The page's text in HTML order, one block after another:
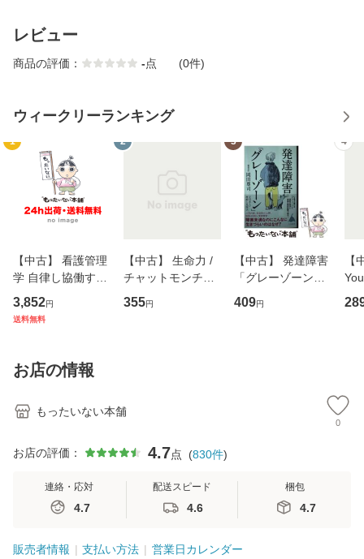
レビュー
商品の評価： -点 (0件)
ウィークリーランキング
1
【中古】 看護管理
学 自律し協働する
専門職の看護マネ
ジメントスキル 改
恵 藤本幸三 / 南江
堂 [単行
3,852円
送料無料
2
【中古】 生命力 /
チャットモンチー /
キューンレコード
[CD]【メール便送
355円
3
【中古】 発達障害
「グレーゾーン」
その正しい理解と
克服法 (SB新書 57
409円
4
【
のが
お店の情報
もったいない本舗
0
お店の評価： 4.7点 (830件)
連絡・応対
4.7
配送スピード
4.6
梱包
4.7
販売者情報 支払い方法 営業日カレンダー